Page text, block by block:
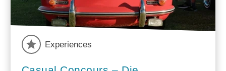
Experiences